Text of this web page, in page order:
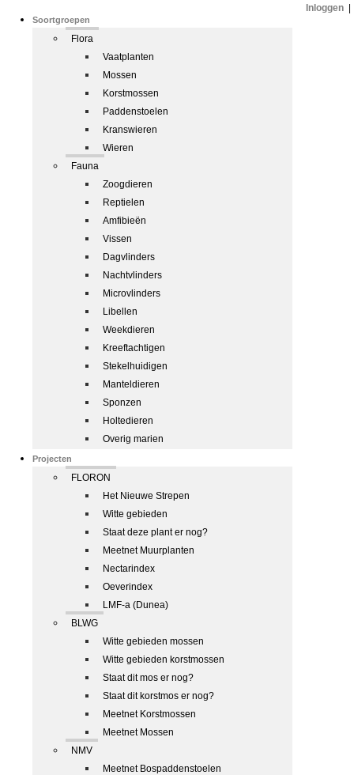
Soortgroepen
Flora
Vaatplanten
Mossen
Korstmossen
Paddenstoelen
Kranswieren
Wieren
Fauna
Zoogdieren
Reptielen
Amfibieën
Vissen
Dagvlinders
Nachtvlinders
Microvlinders
Libellen
Weekdieren
Kreeftachtigen
Stekelhuidigen
Manteldieren
Sponzen
Holtedieren
Overig marien
Projecten
FLORON
Het Nieuwe Strepen
Witte gebieden
Staat deze plant er nog?
Meetnet Muurplanten
Nectarindex
Oeverindex
LMF-a (Dunea)
BLWG
Witte gebieden mossen
Witte gebieden korstmossen
Staat dit mos er nog?
Staat dit korstmos er nog?
Meetnet Korstmossen
Meetnet Mossen
NMV
Meetnet Bospaddenstoelen
Inloggen